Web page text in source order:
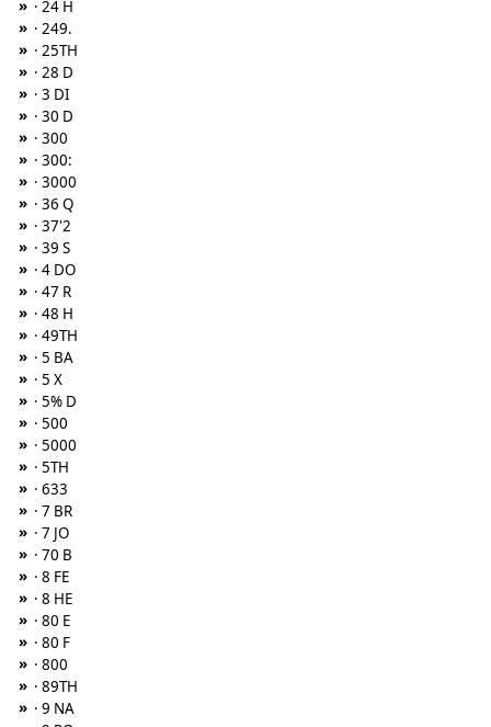
» · 24 H
» · 249.
» · 25TH
» · 28 D
» · 3 DI
» · 30 D
» · 300
» · 300:
» · 3000
» · 36 Q
» · 37'2
» · 39 S
» · 4 DO
» · 47 R
» · 48 H
» · 49TH
» · 5 BA
» · 5 X
» · 5% D
» · 500
» · 5000
» · 5TH
» · 633
» · 7 BR
» · 7 JO
» · 70 B
» · 8 FE
» · 8 HE
» · 80 E
» · 80 F
» · 800
» · 89TH
» · 9 NA